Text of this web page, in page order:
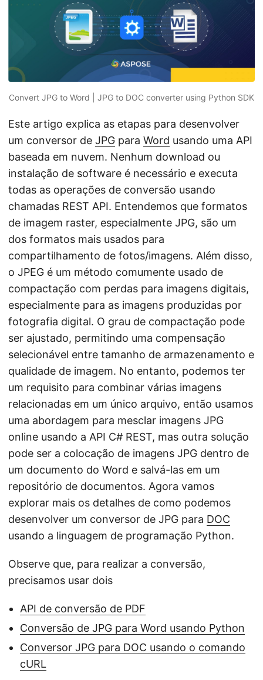
Convert JPG to Word | JPG to DOC converter using Python SDK
Este artigo explica as etapas para desenvolver
um conversor de JPG para Word usando uma API
baseada em nuvem. Nenhum download ou
instalação de software é necessário e executa
todas as operações de conversão usando
chamadas REST API. Entendemos que formatos
de imagem raster, especialmente JPG, são um
dos formatos mais usados para
compartilhamento de fotos/imagens. Além disso,
o JPEG é um método comumente usado de
compactação com perdas para imagens digitais,
especialmente para as imagens produzidas por
fotografia digital. O grau de compactação pode
ser ajustado, permitindo uma compensação
selecionável entre tamanho de armazenamento e
qualidade de imagem. No entanto, podemos ter
um requisito para combinar várias imagens
relacionadas em um único arquivo, então usamos
uma abordagem para mesclar imagens JPG
online usando a API C# REST, mas outra solução
pode ser a colocação de imagens JPG dentro de
um documento do Word e salvá-las em um
repositório de documentos. Agora vamos
explorar mais os detalhes de como podemos
desenvolver um conversor de JPG para DOC
usando a linguagem de programação Python.
Observe que, para realizar a conversão,
precisamos usar dois
API de conversão de PDF
Conversão de JPG para Word usando Python
Conversor JPG para DOC usando o comando
cURL